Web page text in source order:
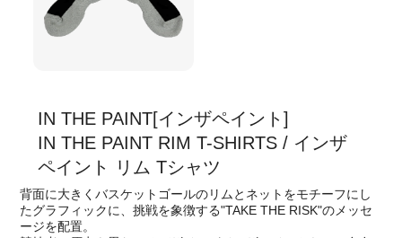
IN THE PAINT[インザペイント]
IN THE PAINT RIM T-SHIRTS / インザ
ペイント リム Tシャツ
背面に大きくバスケットゴールのリムとネットをモチーフにし
たグラフィックに、挑戦を象徴する"TAKE THE RISK"のメッセ
ージを配置。